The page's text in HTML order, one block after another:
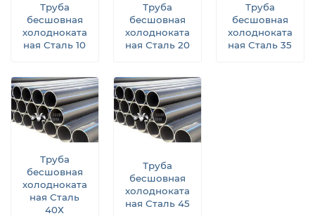
Труба
бесшовная
холодноката
ная Сталь 10
Труба
бесшовная
холодноката
ная Сталь 20
Труба
бесшовная
холодноката
ная Сталь 35
Труба
бесшовная
холодноката
ная Сталь
40Х
Труба
бесшовная
холодноката
ная Сталь 45